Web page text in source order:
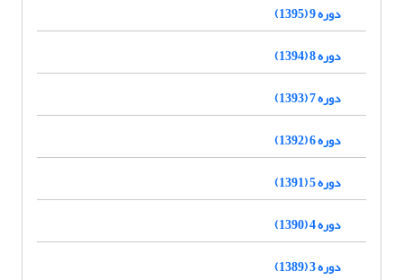
دوره 9 (1395)
دوره 8 (1394)
دوره 7 (1393)
دوره 6 (1392)
دوره 5 (1391)
دوره 4 (1390)
دوره 3 (1389)